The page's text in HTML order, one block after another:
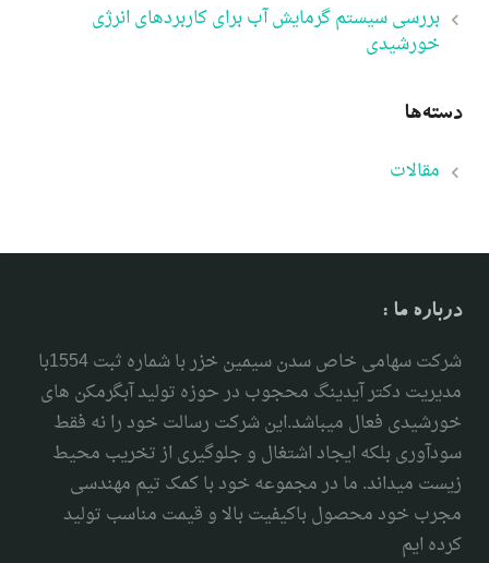
بررسی سیستم گرمایش آب برای کاربردهای انرژی
خورشیدی
دسته‌ها
مقالات
درباره ما :
شرکت سهامی خاص سدن سیمین خزر با شماره ثبت 1554با
مدیریت دکتر آیدینگ محجوب در حوزه تولید آبگرمکن های
خورشیدی فعال میباشد.این شرکت رسالت خود را نه فقط
سودآوری بلکه ایجاد اشتغال و جلوگیری از تخریب محیط
زیست میداند. ما در مجموعه خود با کمک تیم مهندسی
مجرب خود محصول باکیفیت بالا و قیمت مناسب تولید
کرده ایم